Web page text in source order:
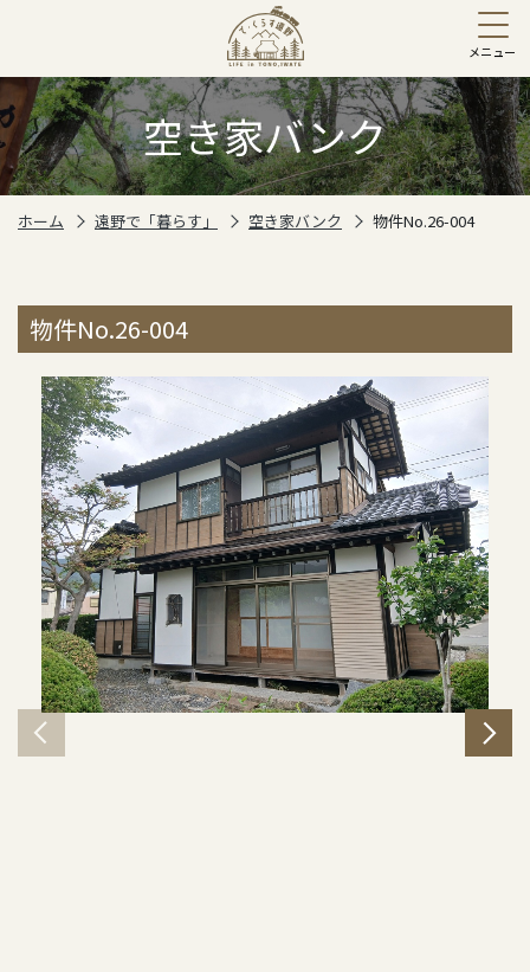
空き家バンク
ホーム 遠野で「暮らす」 空き家バンク 物件No.26-004
物件No.26-004